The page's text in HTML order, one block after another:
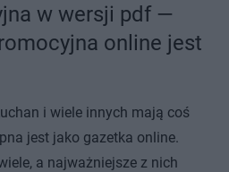
w wersji pdf —
online jest
i wiele innych mają coś
jest jako gazetka online.
a najważniejsze z nich